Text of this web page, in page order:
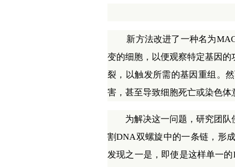
新方法改进了一种名为
变的细胞，以便观察特定基因的
裂，以触发所需的基因重组。
害，甚至导致细胞死亡或染色体
为解决这一问题，研究团队使
割DNA双螺旋中的一条链，形
发现之一是，即使是这样单一